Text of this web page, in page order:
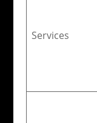
Services